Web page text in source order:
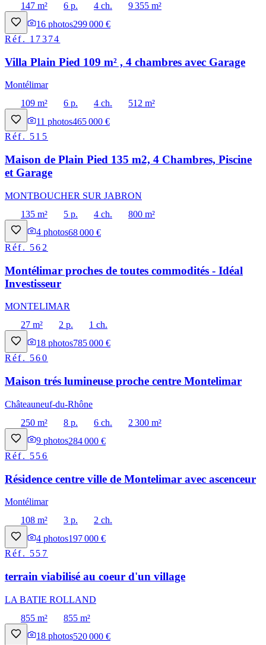
147 m²
6 p. 4 ch.
9 355 m²
16 photos299 000 €
Réf. 17374
Villa Plain Pied 109 m² , 4 chambres avec Garage
Montélimar
109 m²
6 p. 4 ch.
512 m²
11 photos465 000 €
Réf. 515
Maison de Plain Pied 135 m2, 4 Chambres, Piscine
et Garage
MONTBOUCHER SUR JABRON
135 m²
5 p. 4 ch.
800 m²
4 photos68 000 €
Réf. 562
Montélimar proches de toutes commodités - Idéal
Investisseur
MONTELIMAR
27 m²
2 p.
1 ch.
18 photos785 000 €
Réf. 560
Maison trés lumineuse proche centre Montelimar
Châteauneuf-du-Rhône
250 m²
8 p. 6 ch.
2 300 m²
9 photos284 000 €
Réf. 556
Résidence centre ville de Montelimar avec ascenceur
Montélimar
108 m²
3 p.
2 ch.
4 photos197 000 €
Réf. 557
terrain viabilisé au coeur d'un village
LA BATIE ROLLAND
855 m²
855 m²
18 photos520 000 €